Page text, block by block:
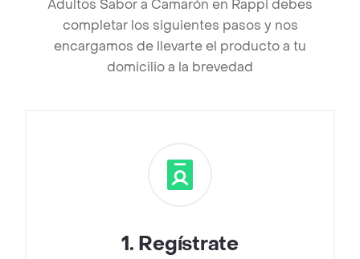
Adultos Sabor a Camarón en Rappi debes
completar los siguientes pasos y nos
encargamos de llevarte el producto a tu
domicilio a la brevedad
1. Regístrate